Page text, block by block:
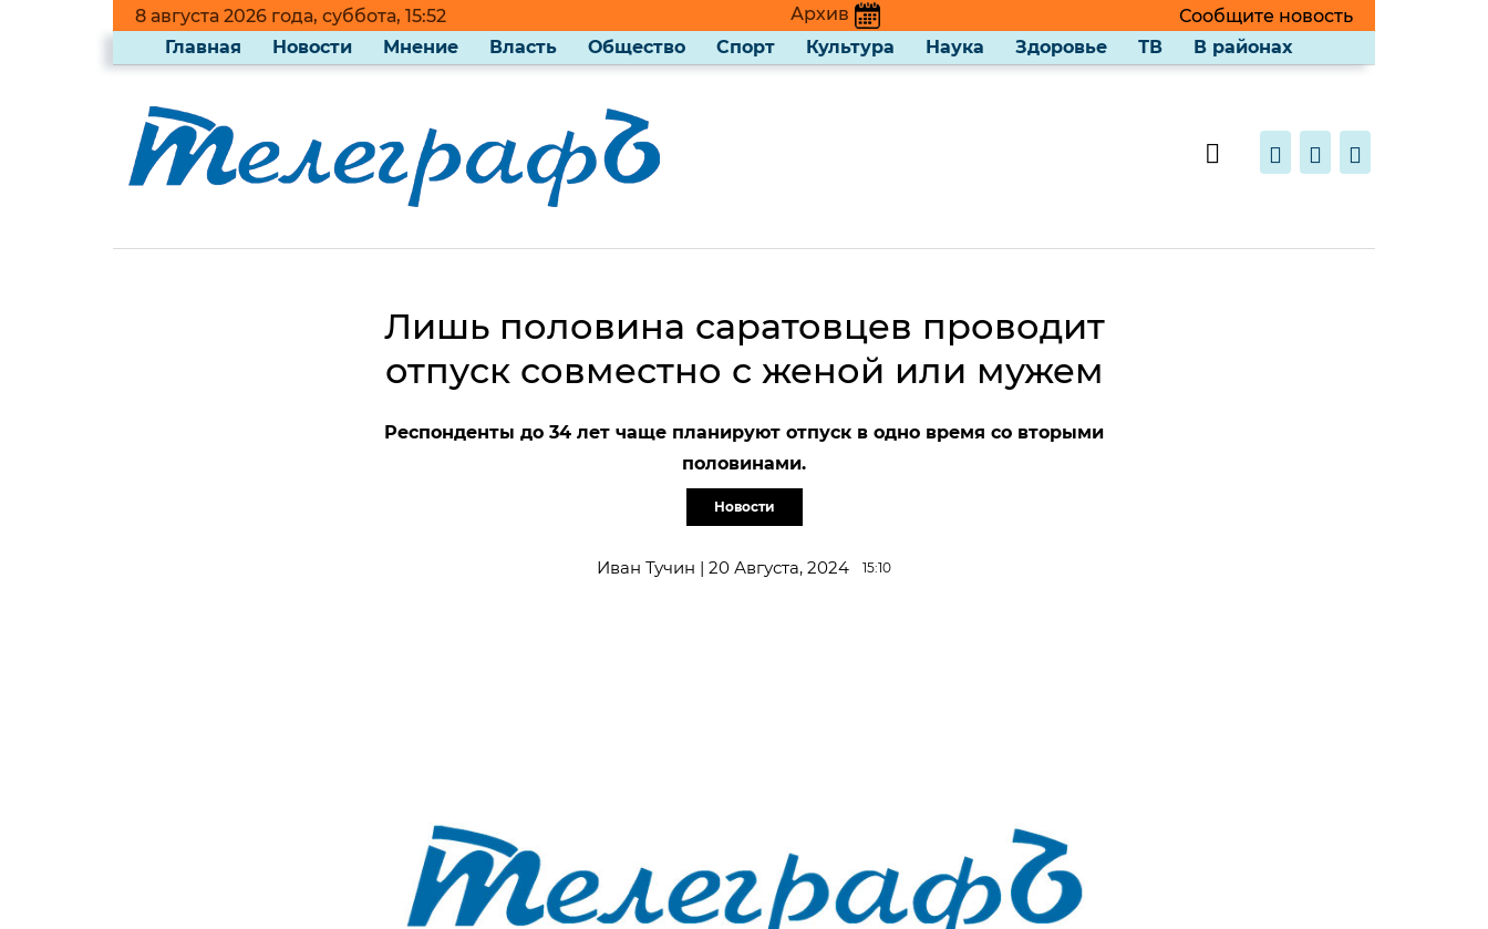
8 августа 2026 года, суббота, 15:52 Архив
Сообщите новость
Главная
Новости Мнение Власть Общество Спорт Культура Наука Здоровье ТВ В районах
Лишь половина саратовцев проводит
отпуск совместно с женой или мужем
Респонденты до 34 лет чаще планируют отпуск в одно время со вторыми
половинами.
Новости
Иван Тучин | 20 Августа, 2024 15:10